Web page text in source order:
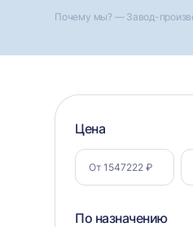
Почему мы? — Завод-
Фильтр
по
Цена
По назначению